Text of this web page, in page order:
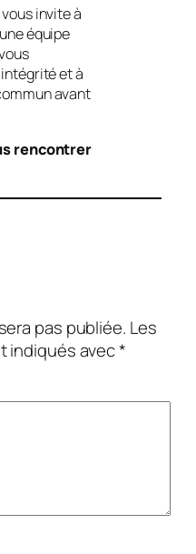
invite à
équipe
et à
avant
rencontrer
pas publiée. Les
indiqués avec*